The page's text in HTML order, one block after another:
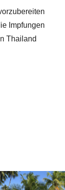
Impfungen
Thailand